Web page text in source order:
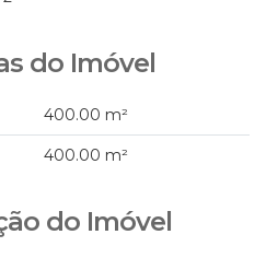
do Imóvel
400.00 m²
400.00 m²
do Imóvel